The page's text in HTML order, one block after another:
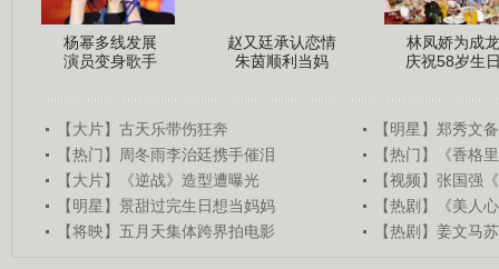
杨幂多线发展
演员变身歌手
赵又廷承认恋情
朱茵顺利当妈
林凤娇为成龙
庆祝58岁生
【大片】古天乐带伤狂奔
【明星】郑秀文
【热门】周冬雨李治廷携手催泪
【热门】《香格
【大片】《逆战》造型遭曝光
【视频】张国强
【明星】景甜过完生日想当妈妈
【热剧】《美人
【将映】五月天集体跨界拍电影
【热剧】姜文马